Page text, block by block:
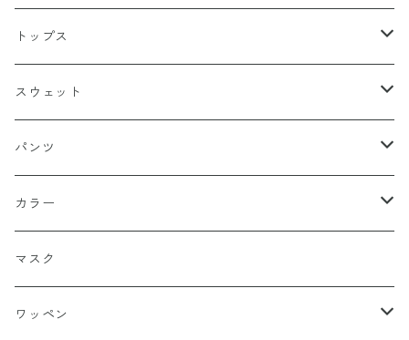
キャップ
スナップバック
フィッテド（サイズ調整無）
ドゥラグ
スカルキャップ
ハンチング
ニットキャップ
ハット
トップス
Ｔシャツ
半袖
長袖
シャツ（半袖）
シャツ（長袖）
トレーナー
パーカー
スウェット
トレーナー
パーカー
パンツ
ハーフ
ロング
ストレート
カラー
ブラック
ネイビー
マスク
ワッペン